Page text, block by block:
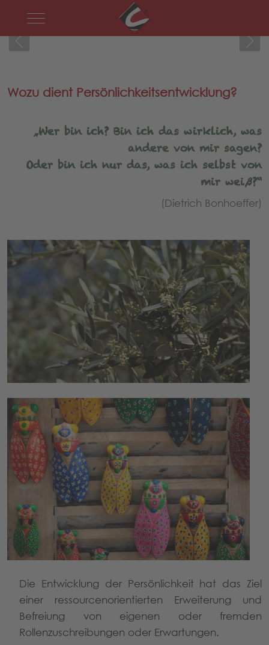
Mobile Menu Toggle
Wozu dient Persönlichkeitsentwicklung?
„Wer bin ich? Bin ich das wirklich, was
andere von mir sagen?
Oder bin ich nur das, was ich selbst von
mir weiß?“
(Dietrich Bonhoeffer)
Die Entwicklung der Persönlichkeit hat das Ziel
einer ressourcenorientierten Erweiterung und
Befreiung von eigenen oder fremden
Rollenzuschreibungen oder Erwartungen.